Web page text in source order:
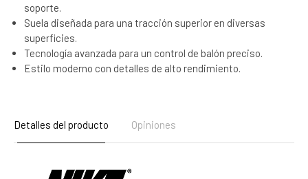
soporte.
Suela diseñada para una tracción superior en diversas
superficies.
Tecnología avanzada para un control de balón preciso.
Estilo moderno con detalles de alto rendimiento.
Detalles del producto Opiniones